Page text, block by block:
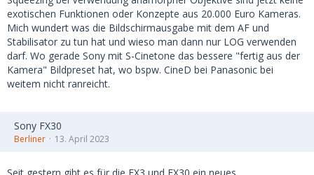
exotischen Funktionen oder Konzepte aus 20.000 Euro Kameras.
Mich wundert was die Bildschirmausgabe mit dem AF und
Stabilisator zu tun hat und wieso man dann nur LOG verwenden
darf. Wo gerade Sony mit S-Cinetone das bessere "fertig aus der
Kamera" Bildpreset hat, wo bspw. CineD bei Panasonic bei
weitem nicht ranreicht.
Sony FX30
Berliner 13. April 2023